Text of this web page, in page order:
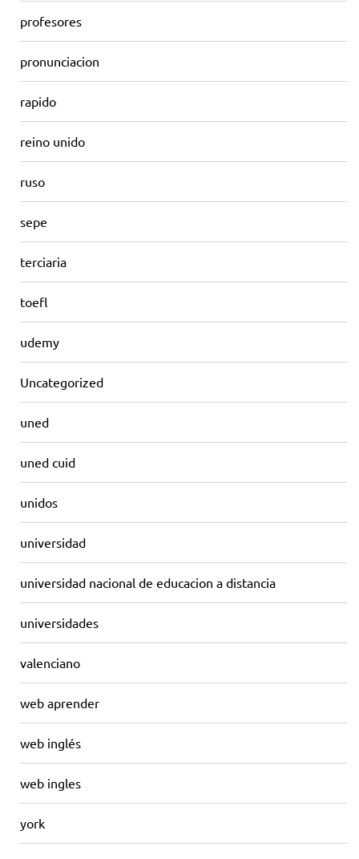
profesores
pronunciacion
rapido
reino unido
ruso
sepe
terciaria
toefl
udemy
Uncategorized
uned
uned cuid
unidos
universidad
universidad nacional de educacion a distancia
universidades
valenciano
web aprender
web inglés
web ingles
york